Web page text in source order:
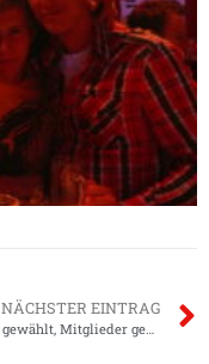
NÄCHSTER EINTRAG
Vorstand gewählt, Mitglieder geehrt